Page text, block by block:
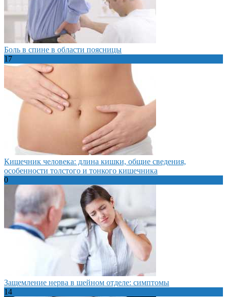
Боль в спине в области поясницы
17
Кишечник человека: длина кишки, общие сведения,
особенности толстого и тонкого кишечника
0
Защемление нерва в шейном отделе: симптомы
14